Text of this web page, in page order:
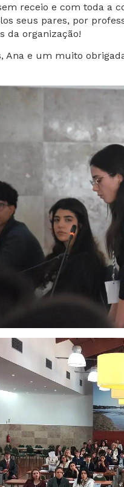
receio e com toda a
seus pares, por
da organização!
Ana e um muito